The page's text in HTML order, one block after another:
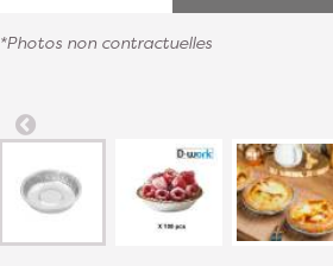
*Photos non contractuelles